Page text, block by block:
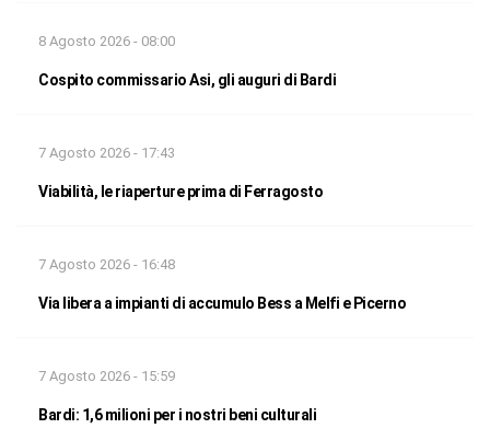
8 Agosto 2026 - 08:00
Cospito commissario Asi, gli auguri di Bardi
7 Agosto 2026 - 17:43
Viabilità, le riaperture prima di Ferragosto
7 Agosto 2026 - 16:48
Via libera a impianti di accumulo Bess a Melfi e Picerno
7 Agosto 2026 - 15:59
Bardi: 1,6 milioni per i nostri beni culturali